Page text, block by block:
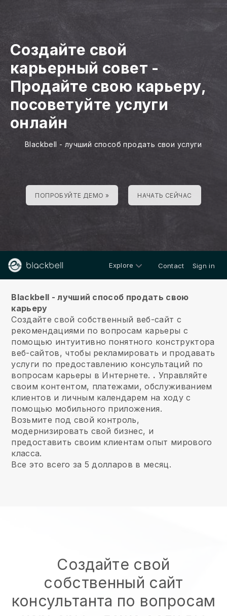
Создайте свой
карьерный совет -
Продайте свою карьеру,
посоветуйте услуги
онлайн
Blackbell - лучший способ продать свои услуги
ПОПРОБУЙТЕ ДЕМО » НАЧАТЬ СЕЙЧАС
Explore Contact Sign in
Blackbell - лучший способ продать свою
карьеру
Создайте свой собственный веб-сайт с
рекомендациями по вопросам карьеры с
помощью интуитивно понятного конструктора
веб-сайтов, чтобы рекламировать и продавать
услуги по предоставлению консультаций по
вопросам карьеры в Интернете. . Управляйте
своим контентом, платежами, обслуживанием
клиентов и личным календарем на ходу с
помощью мобильного приложения.
Возьмите под свой контроль,
модернизировать свой бизнес, и
предоставить своим клиентам опыт мирового
класса.
Все это всего за 5 долларов в месяц.
Создайте свой
собственный сайт
консультанта по вопросам